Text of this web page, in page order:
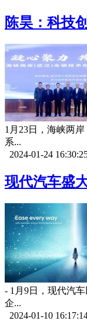
陈昊：科技
1月23日，海峡两
系...
2024-01-24
现代汽车盛
- 1月9日，现代汽
企...
2024-01-10